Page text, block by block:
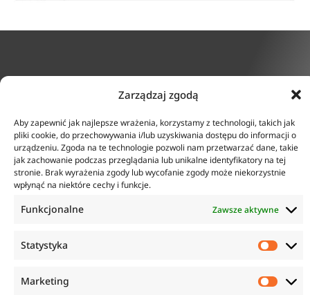
Zarządzaj zgodą
Aby zapewnić jak najlepsze wrażenia, korzystamy z technologii, takich jak
pliki cookie, do przechowywania i/lub uzyskiwania dostępu do informacji o
urządzeniu. Zgoda na te technologie pozwoli nam przetwarzać dane, takie
jak zachowanie podczas przeglądania lub unikalne identyfikatory na tej
stronie. Brak wyrażenia zgody lub wycofanie zgody może niekorzystnie
wpłynąć na niektóre cechy i funkcje.
Funkcjonalne Zawsze aktywne
Statystyka
Marketing
Gdańsk
+48 58 342 24 15
Biuro czynne w godzinach
8:00-16:00
sklep@anticorr.pl
Regulamin
Polityka prywatności
Płatność i dostawa
Zwroty i reklamacje